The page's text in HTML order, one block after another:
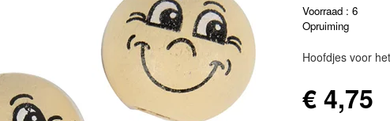
Voorraad : 6
Opruiming
Hoofdjes voor
€ 4,75